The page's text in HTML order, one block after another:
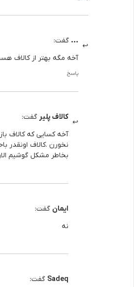
... گفت:
آخه مگه بهتر از کالاف
پاسخ
کالاف پلیر گفت:
آخه کسایی که کالاف
نخورن .کالاف اونقدر
بخاطر مشکل گوشیم
ایمان گفت:
نه
Sadeq گفت: